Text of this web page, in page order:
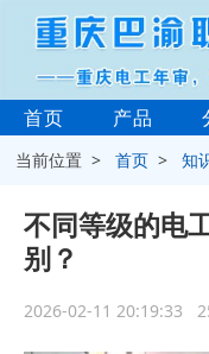
首页 产品
当前位置 >首页 >知
不同等级的电
别？
2026-02-11 20:19:33